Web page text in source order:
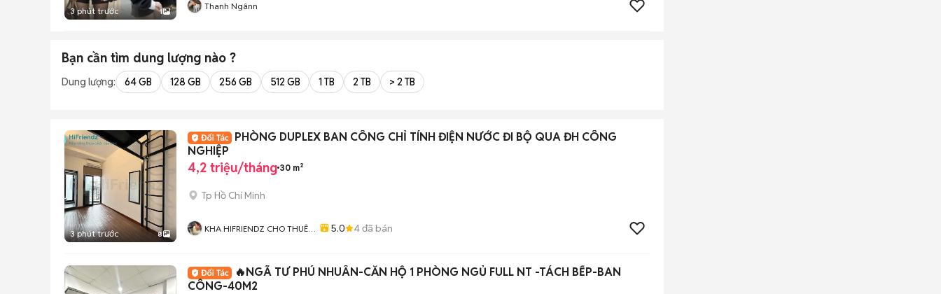
3 phút trước 1 Thanh Ngânn
Bạn cần tìm dung lượng nào ?
Dung lượng: 64 GB 128 GB 256 GB 512 GB 1 TB 2 TB > 2 TB
3 phút trước 8
PHÒNG DUPLEX BAN CÔNG CHỈ TÍNH ĐIỆN NƯỚC ĐI BỘ QUA ĐH CÔNG
NGHIỆP
4,2 triệu/tháng 30 m²
Tp Hồ Chí Minh
KHA HIFRIENDZ CHO THUÊ
5.0 4đã bán
🔥NGÃ TƯ PHÚ NHUÂN-CĂN HỘ 1 PHÒNG NGỦ FULL NT -TÁCH BẾP-BAN
CÔNG-40M2